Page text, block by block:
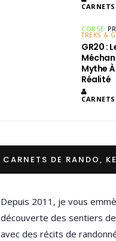
CORSE
TREKS &
GR20 :
Mythe À
Réalité
CARNETS DE RANDO,
Depuis 2011, je vous
découverte des sentiers
avec des récits de